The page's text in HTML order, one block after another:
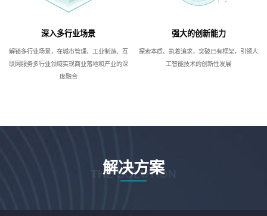
深入多行业场景
解锁多行业场景，在城市管理、工业制造、互
联网服务多行业领域实现商业落地和产业的深
度融合
强大的创新能力
探索本质、执着追求，突破已有框架，引领人
工智能技术的创新性发展
解决方案
THE SOLUTION